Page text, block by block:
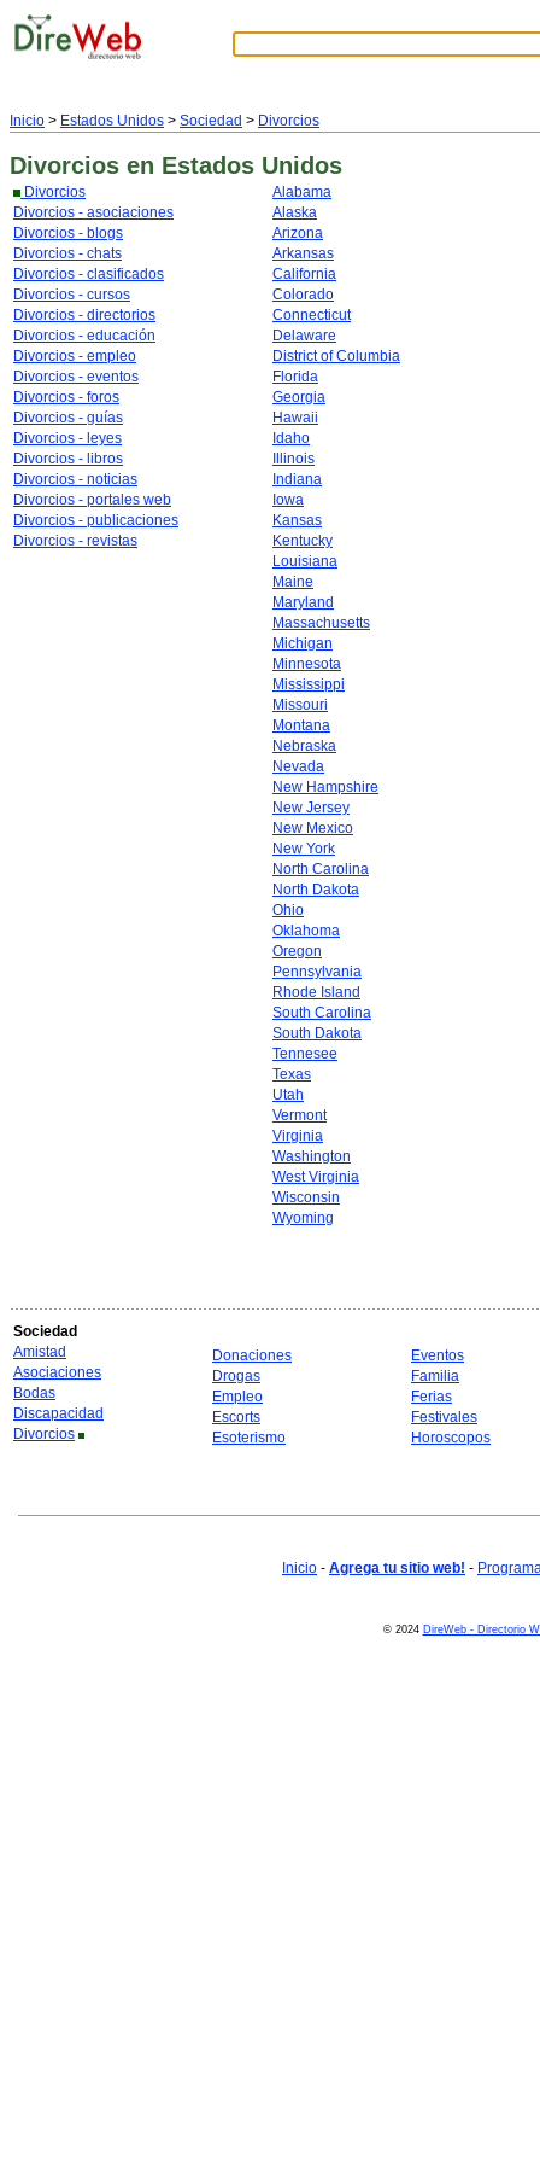
Inicio > Estados Unidos > Sociedad > Divorcios
Divorcios en Estados Unidos
Divorcios
Divorcios - asociaciones
Divorcios - blogs
Divorcios - chats
Divorcios - clasificados
Divorcios - cursos
Divorcios - directorios
Divorcios - educación
Divorcios - empleo
Divorcios - eventos
Divorcios - foros
Divorcios - guías
Divorcios - leyes
Divorcios - libros
Divorcios - noticias
Divorcios - portales web
Divorcios - publicaciones
Divorcios - revistas
Alabama
Alaska
Arizona
Arkansas
California
Colorado
Connecticut
Delaware
District of Columbia
Florida
Georgia
Hawaii
Idaho
Illinois
Indiana
Iowa
Kansas
Kentucky
Louisiana
Maine
Maryland
Massachusetts
Michigan
Minnesota
Mississippi
Missouri
Montana
Nebraska
Nevada
New Hampshire
New Jersey
New Mexico
New York
North Carolina
North Dakota
Ohio
Oklahoma
Oregon
Pennsylvania
Rhode Island
South Carolina
South Dakota
Tennesee
Texas
Utah
Vermont
Virginia
Washington
West Virginia
Wisconsin
Wyoming
Sociedad
Amistad
Asociaciones
Bodas
Discapacidad
Divorcios
Donaciones
Drogas
Empleo
Escorts
Esoterismo
Eventos
Familia
Ferias
Festivales
Horoscopos
Inicio - Agrega tu sitio web! -
© 2024 DireWeb - Directorio